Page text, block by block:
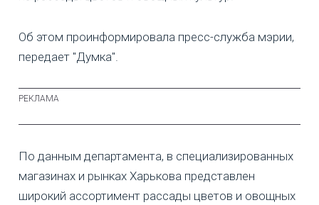
Об этом проинформировала пресс-служба мэрии,
передает "Думка".
По данным департамента, в специализированных
магазинах и рынках Харькова представлен
широкий ассортимент рассады цветов и овощных